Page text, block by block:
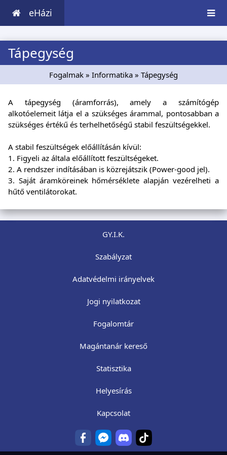
eHázi
Tápegység
Fogalmak » Informatika » Tápegység
A tápegység (áramforrás), amely a számítógép
alkotóelemeit látja el a szükséges árammal, pontosabban a
szükséges értékű és terhelhetőségű stabil feszültségekkel.
A stabil feszültségek előállításán kívül:
1. Figyeli az általa előállított feszültségeket.
2. A rendszer indításában is közrejátszik (Power-good jel).
3. Saját áramköreinek hőmérséklete alapján vezérelheti a
hűtő ventilátorokat.
GY.I.K.
Szabályzat
Adatvédelmi irányelvek
Jogi nyilatkozat
Fogalomtár
Magántanár kereső
Statisztika
Helyesírás
Kapcsolat